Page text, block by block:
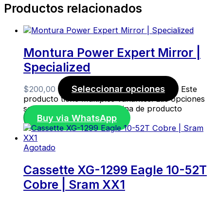
Productos relacionados
Montura Power Expert Mirror |
Specialized
$200,00 Seleccionar opciones
Este
producto tiene múltiples variantes. Las opciones
se pueden elegir en la página de producto
Buy via WhatsApp
Agotado
Cassette XG-1299 Eagle 10-52T
Cobre | Sram XX1